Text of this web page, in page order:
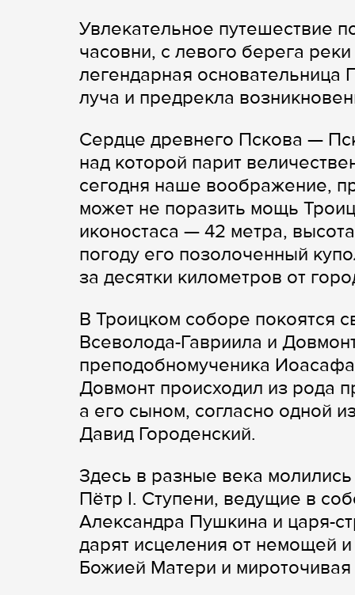
Увлекательное путешествие
часовни, с левого берега
легендарная основательница
луча и предрекла
Сердце древнего Пскова —
над которой парит
сегодня наше воображение,
может не поразить мощь
иконостаса — 42 метра,
погоду его позолоченный
за десятки километров от
В Троицком соборе покоятся
Всеволода-Гавриила и
преподобномученика Иоасафа
Довмонт происходил из рода
а его сыном, согласно одной
Давид Городенский.
Здесь в разные века
Пётр I. Ступени, ведущие в
Александра Пушкина и царя-
дарят исцеления от немощей
Божией Матери и